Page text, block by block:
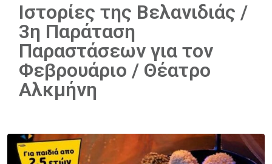
Ιστορίες της Βελανιδιάς /
3η Παράταση
Παραστάσεων για τον
Φεβρουάριο / Θέατρο
Αλκμήνη